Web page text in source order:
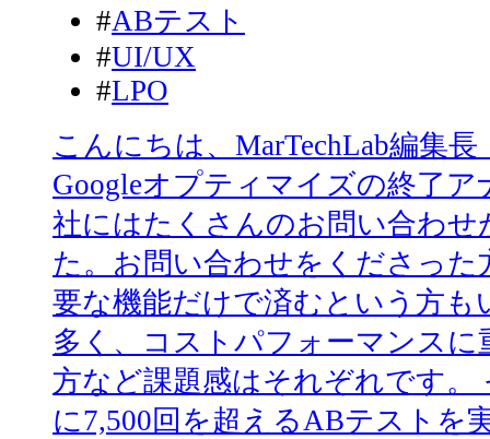
#ABテスト
#UI/UX
#LPO
こんにちは、MarTechLab編集
Googleオプティマイズの終了
社にはたくさんのお問い合わ
た。お問い合わせをくださった
要な機能だけで済むという方
多く、コストパフォーマンス
方など課題感はそれぞれです。
に7,500回を超えるABテストを